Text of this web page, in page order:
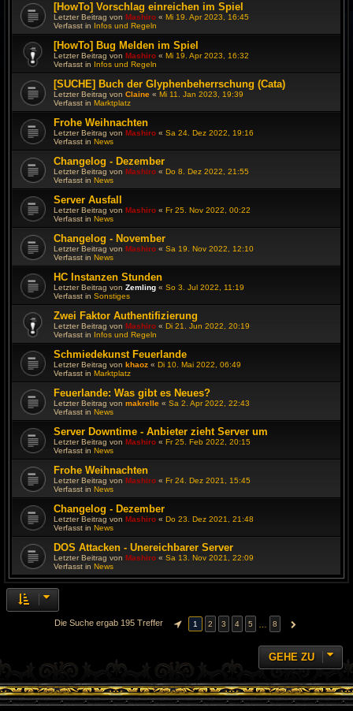
[HowTo] Vorschlag einreichen im Spiel
Letzter Beitrag von Mashiro « Mi 19. Apr 2023, 16:45
Verfasst in Infos und Regeln
[HowTo] Bug Melden im Spiel
Letzter Beitrag von Mashiro « Mi 19. Apr 2023, 16:32
Verfasst in Infos und Regeln
[SUCHE] Buch der Glyphenbeherrschung (Cata)
Letzter Beitrag von Claine « Mi 11. Jan 2023, 19:39
Verfasst in Marktplatz
Frohe Weihnachten
Letzter Beitrag von Mashiro « Sa 24. Dez 2022, 19:16
Verfasst in News
Changelog - Dezember
Letzter Beitrag von Mashiro « Do 8. Dez 2022, 21:55
Verfasst in News
Server Ausfall
Letzter Beitrag von Mashiro « Fr 25. Nov 2022, 00:22
Verfasst in News
Changelog - November
Letzter Beitrag von Mashiro « Sa 19. Nov 2022, 12:10
Verfasst in News
HC Instanzen Stunden
Letzter Beitrag von Zemling « So 3. Jul 2022, 11:19
Verfasst in Sonstiges
Zwei Faktor Authentifizierung
Letzter Beitrag von Mashiro « Di 21. Jun 2022, 20:19
Verfasst in Infos und Regeln
Schmiedekunst Feuerlande
Letzter Beitrag von khaoz « Di 10. Mai 2022, 06:49
Verfasst in Marktplatz
Feuerlande: Was gibt es Neues?
Letzter Beitrag von makrelle « Sa 2. Apr 2022, 22:43
Verfasst in News
Server Downtime - Anbieter zieht Server um
Letzter Beitrag von Mashiro « Fr 25. Feb 2022, 20:15
Verfasst in News
Frohe Weihnachten
Letzter Beitrag von Mashiro « Fr 24. Dez 2021, 15:45
Verfasst in News
Changelog - Dezember
Letzter Beitrag von Mashiro « Do 23. Dez 2021, 21:48
Verfasst in News
DOS Attacken - Unereichbarer Server
Letzter Beitrag von Mashiro « Sa 13. Nov 2021, 22:09
Verfasst in News
Die Suche ergab 195 Treffer SEITE VON
1 2 3 4 5 8 NÄCHSTE
GEHE ZU